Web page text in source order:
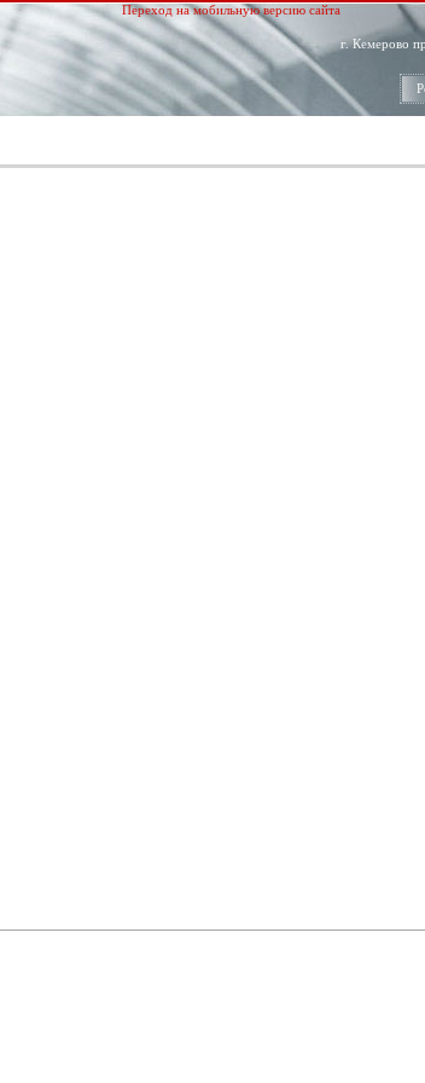
Переход на мобильную версию сайта
г. Кемерово